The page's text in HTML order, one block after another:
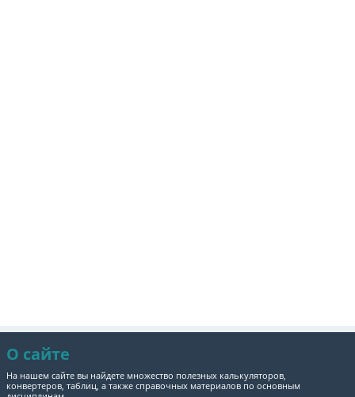
О сайте
На нашем сайте вы найдете множество полезных калькуляторов,
конвертеров, таблиц, а также справочных материалов по основным